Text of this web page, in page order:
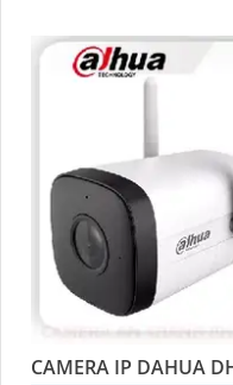
CAMERA IP DAHUA